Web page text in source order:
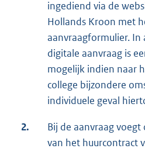
ingediend via de
Hollands Kroon met
aanvraagformulier. In
digitale aanvraag is
mogelijk indien naar
college bijzondere
individuele geval
2.
Bij de aanvraag
van het huurcontract